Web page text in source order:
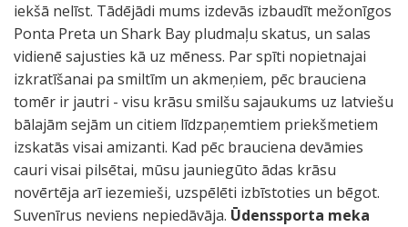
iekšā nelīst. Tādējādi mums izdevās izbaudīt mežonīgos
Ponta Preta un Shark Bay pludmaļu skatus, un salas
vidienē sajusties kā uz mēness. Par spīti nopietnajai
izkratīšanai pa smiltīm un akmeņiem, pēc brauciena
tomēr ir jautri - visu krāsu smilšu sajaukums uz latviešu
bālajām sejām un citiem līdzpaņemtiem priekšmetiem
izskatās visai amizanti. Kad pēc brauciena devāmies
cauri visai pilsētai, mūsu jauniegūto ādas krāsu
novērtēja arī iezemieši, uzspēlēti izbīstoties un bēgot.
Suvenīrus neviens nepiedāvāja. Ūdenssporta meka